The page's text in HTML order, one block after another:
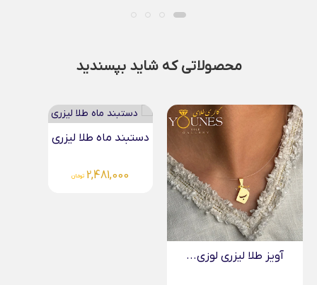
محصولاتی که شاید بپسندید
آویز طلا لیزری لوزی...
دستبند ماه طلا لیزری
2,481,000 تومان